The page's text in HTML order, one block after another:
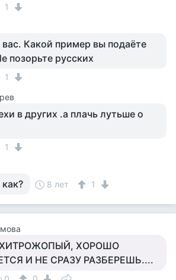
1
Какой пример вы подаёте
позорьте русских
1
в других .а плачь лутьше о
1
8 лет 1
ХОРОШО
И НЕ СРАЗУ РАЗБЕРЕШЬ....